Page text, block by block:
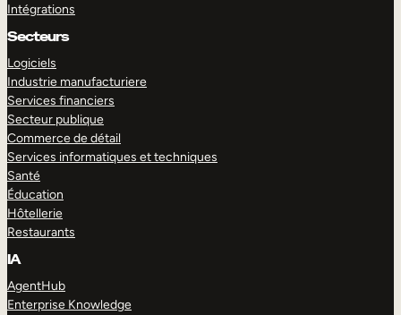
Intégrations
Secteurs
Logiciels
Industrie manufacturiere
Services financiers
Secteur publique
Commerce de détail
Services informatiques et techniques
Santé
Éducation
Hôtellerie
Restaurants
IA
AgentHub
Enterprise Knowledge